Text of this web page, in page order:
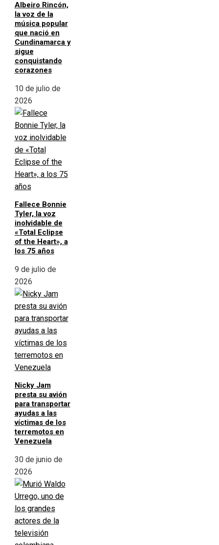
Albeiro Rincón,
la voz de la
música popular
que nació en
Cundinamarca y
sigue
conquistando
corazones
10 de julio de
2026
Fallece Bonnie
Tyler, la voz
inolvidable de
«Total Eclipse
of the Heart», a
los 75 años
9 de julio de
2026
Nicky Jam
presta su avión
para transportar
ayudas a las
víctimas de los
terremotos en
Venezuela
30 de junio de
2026